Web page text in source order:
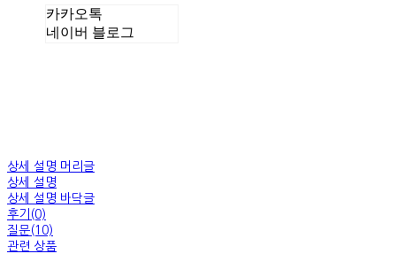
카카오톡
네이버 블로그
상세 설명 머리글
상세 설명
상세 설명 바닥글
후기(0)
질문(10)
관련 상품